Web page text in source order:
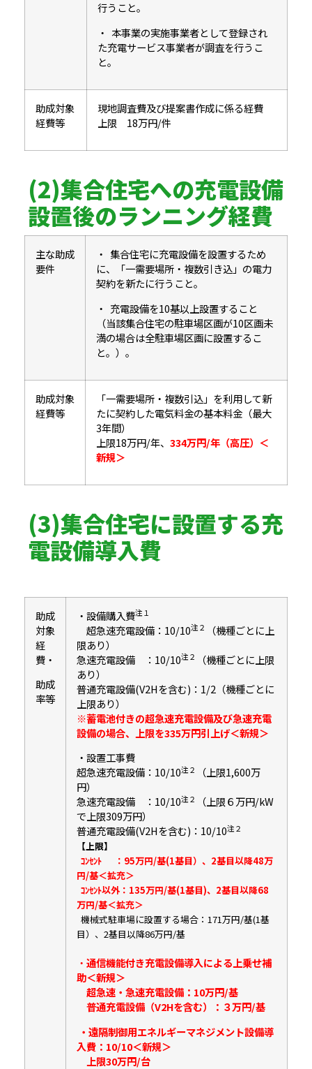
行うこと。
・ 本事業の実施事業者として登録され
た充電サービス事業者が調査を行うこ
と。
助成対象
経費等
現地調査費及び提案書作成に係る経費
上限 18万円/件
(2)集合住宅への充電設備
設置後のランニング経費
主な助成
要件
・ 集合住宅に充電設備を設置するため
に、「一需要場所・複数引き込」の電力
契約を新たに行うこと。
・ 充電設備を10基以上設置すること
（当該集合住宅の駐車場区画が10区画未
満の場合は全駐車場区画に設置するこ
と。）。
助成対象
経費等
「一需要場所・複数引込」を利用して新
たに契約した電気料金の基本料金（最大
3年間）
上限18万円/年、 334万円/年（高圧）＜
新規＞
(3)集合住宅に設置する充
電設備導入費
助成
対象
経
費・
助成
率等
・設備購入費注１
超急速充電設備：10/10注２
（機種ごとに上
限あり）
急速充電設備 ：10/10注２
（機種ごとに上限
あり）
普通充電設備(V2Hを含む)：1/2（機種ごとに
上限あり）
※蓄電池付きの超急速充電設備及び急速充電
設備の場合、上限を335万円引上げ＜新規＞
・設置工事費
超急速充電設備：10/10注２
（上限1,600万
円）
急速充電設備 ：10/10注２
（上限６万円/kW
で上限309万円）
普通充電設備(V2Hを含む)：10/10注２
【上限】
ｺﾝｾﾝﾄ ：95万円/基(1基目）、2基目以降48万
円/基＜拡充＞
ｺﾝｾﾝﾄ以外：135万円/基(1基目)、2基目以降68
万円/基＜拡充＞
機械式駐車場に設置する場合：171万円/基(1基
目）、2基目以降86万円/基
・ 通信機能付き充電設備導入による上乗せ補
助＜新規＞
超急速・急速充電設備：10万円/基
普通充電設備（V2Hを含む）：３万円/基
・遠隔制御用エネルギーマネジメント設備導
入費 ：10/10＜新規＞
上限30万円/台